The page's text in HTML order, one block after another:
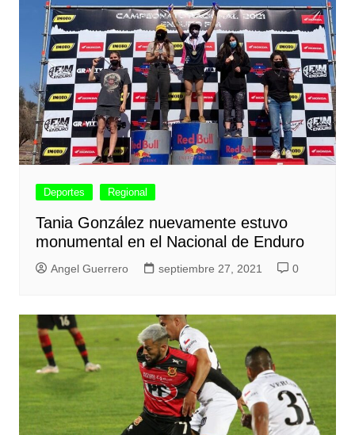
Deportes Regional
Tania González nuevamente estuvo
monumental en el Nacional de Enduro
Angel Guerrero septiembre 27, 2021 0